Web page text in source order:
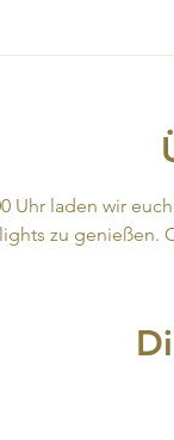
Uhr laden wir
zu genießen.